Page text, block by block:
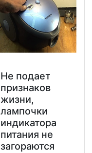
Не подает
признаков
жизни,
лампочки
индикатора
питания не
загораются